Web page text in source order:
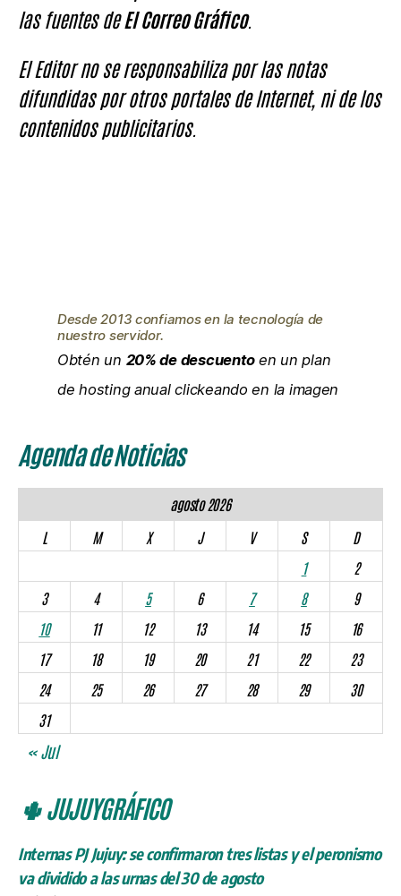
las fuentes deEl Correo Gráfico.
El Editor no se responsabiliza por las notas
difundidas por otros portales de Internet, ni de los
contenidos publicitarios.
Agenda de Noticias
X
6
10
11 12 13 14 15
16
22
23
24
25 26 27 28 29
30
31
« Jul
🌵 JUJUYGRÁFICO
Internas PJ Jujuy: se confirmaron tres listas y el peronismo
04/08/2026
Viajar con mascotas: la norma oficial de transporte
nacional de 2025 que ordena el mapa y llega a Jujuy
30/07/2026